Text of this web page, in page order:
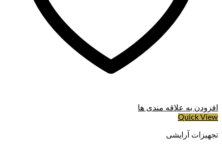
افزودن به علاقه مندی ها
Quick View
تجهیزات آرایشی